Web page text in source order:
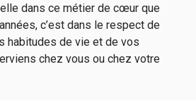
dans ce métier de cœur que
c’est dans le respect de
habitudes de vie et de vos
chez vous ou chez votre